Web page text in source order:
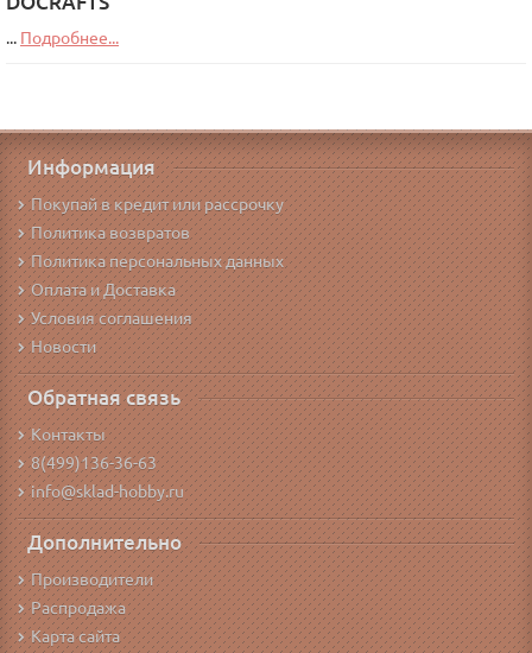
... Подробнее...
Информация
Покупай в кредит или рассрочку
Политика возвратов
Политика персональных данных
Оплата и Доставка
Условия соглашения
Новости
Обратная связь
Контакты
8(499)136-36-63
info@sklad-hobby.ru
Дополнительно
Производители
Распродажа
Карта сайта